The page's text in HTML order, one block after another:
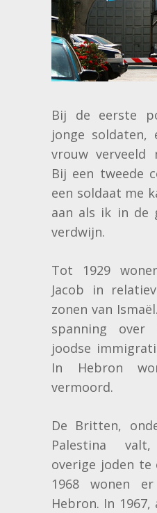
Bij de eerste
jonge soldaten,
vrouw verveeld
Bij een tweede
een soldaat me
aan als ik in de
verdwijn.
Tot 1929
Jacob in
zonen van
spanning over
joodse
In Hebron
vermoord.
De Britten,
Palestina
overige joden te
1968 wonen
Hebron. In